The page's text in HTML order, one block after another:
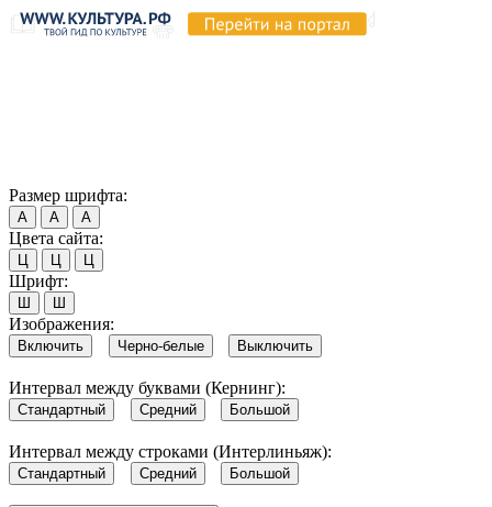
Размер шрифта:
А А А
Цвета сайта:
Ц Ц Ц
Шрифт:
Ш Ш
Изображения:
Включить Черно-белые Выключить
Интервал между буквами (Кернинг):
Стандартный Средний Большой
Интервал между строками (Интерлиньяж):
Стандартный Средний Большой